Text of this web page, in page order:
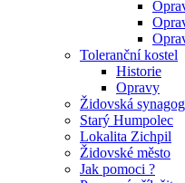
Toleranční kostel
Historie
Opravy
Židovská
Starý Humpolec
Lokalita Zichpil
Židovské město
Jak pomoci ?